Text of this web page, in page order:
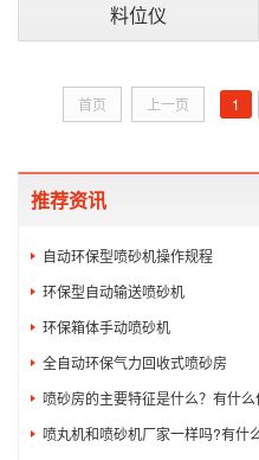
料位仪
首页 上一页 1
推荐资讯
自动环保型喷砂机操作规程
环保型自动输送喷砂机
环保箱体手动喷砂机
全自动环保气力回收式喷砂房
喷砂房的主要特征是什么？有什么
喷丸机和喷砂机厂家一样吗?有什